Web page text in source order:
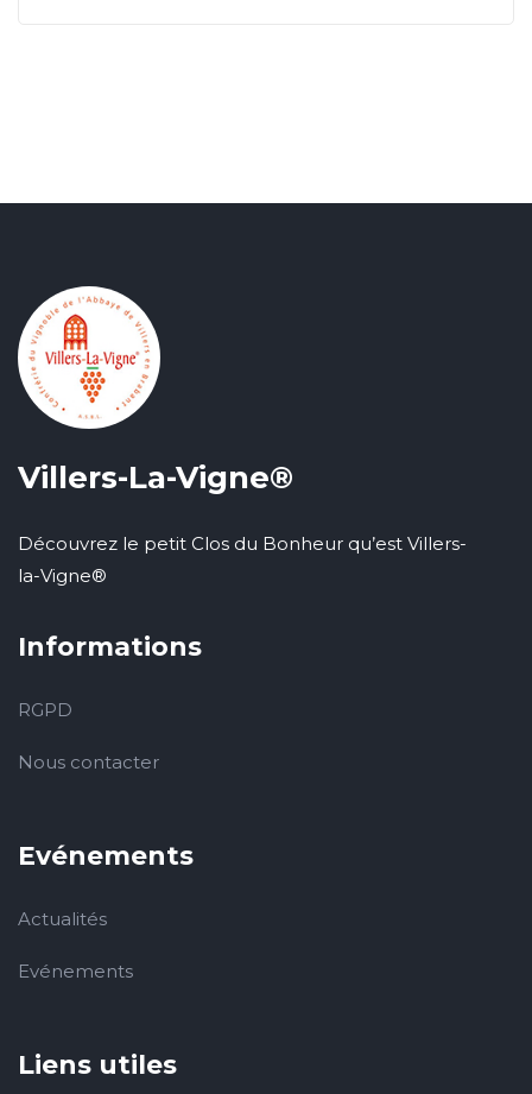
Villers-La-Vigne®
Découvrez le petit Clos du Bonheur qu’est Villers-
la-Vigne®
Informations
RGPD
Nous contacter
Evénements
Actualités
Evénements
Liens utiles